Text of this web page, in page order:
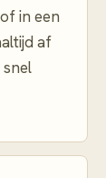
in een
af